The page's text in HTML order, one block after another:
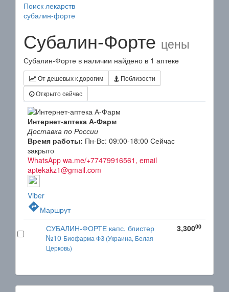
Поиск лекарств
субалин-форте
Субалин-Форте цены
Субалин-Форте в наличии найдено в 1 аптеке
От дешевых к дорогим
Поблизости
Открыто сейчас
Интернет-аптека А-Фарм
Доставка по России
Время работы: Пн-Вс: 09:00-18:00 Сейчас
закрыто
WhatsApp wa.me/+77479916561, email
aptekakz1@gmail.com
Viber
directionsМаршрут
СУБАЛИН-ФОРТЕ капс. блистер
№10 Биофарма ФЗ (Украина, Белая
Церковь)
3,30000